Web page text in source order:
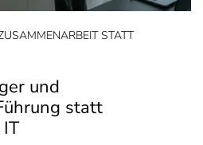
STATT
und
statt